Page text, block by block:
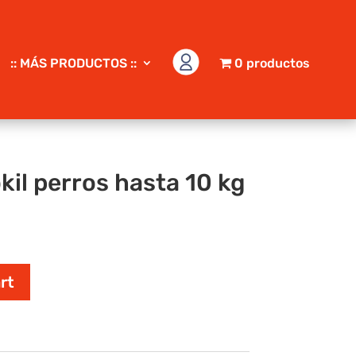
:: MÁS PRODUCTOS :: 0 productos
perros hasta 10 kg